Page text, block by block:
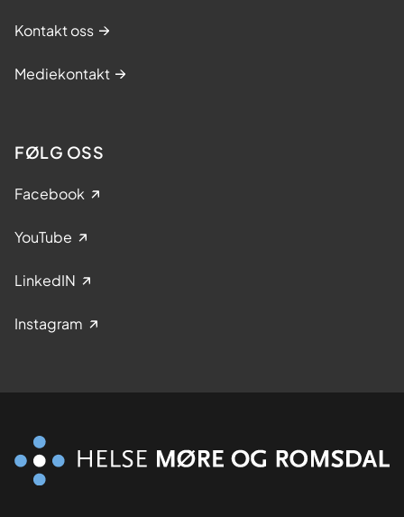
Kontakt oss
Mediekontakt
FØLG OSS
Facebook
YouTube
LinkedIN
Instagram